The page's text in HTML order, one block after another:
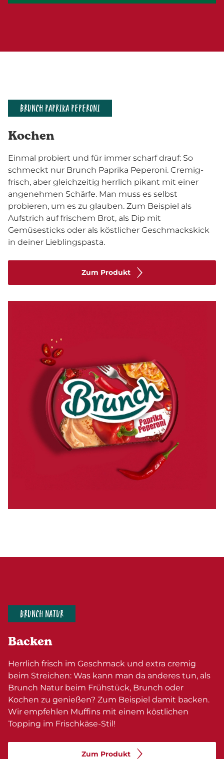
BRUNCH PAPRIKA PEPERONI
Kochen
Einmal probiert und für immer scharf drauf: So
schmeckt nur Brunch Paprika Peperoni. Cremig-
frisch, aber gleichzeitig herrlich pikant mit einer
angenehmen Schärfe. Man muss es selbst
probieren, um es zu glauben. Zum Beispiel als
Aufstrich auf frischem Brot, als Dip mit
Gemüsesticks oder als köstlicher Geschmackskick
in deiner Lieblingspasta.
Zum Produkt
BRUNCH NATUR
Backen
Herrlich frisch im Geschmack und extra cremig
beim Streichen: Was kann man da anderes tun, als
Brunch Natur beim Frühstück, Brunch oder
Kochen zu genießen? Zum Beispiel damit backen.
Wir empfehlen Muffins mit einem köstlichen
Topping im Frischkäse-Stil!
Zum Produkt